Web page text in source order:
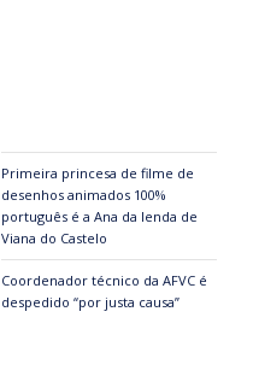
Primeira princesa de filme de
desenhos animados 100%
português é a Ana da lenda de
Viana do Castelo
Coordenador técnico da AFVC é
despedido “por justa causa”